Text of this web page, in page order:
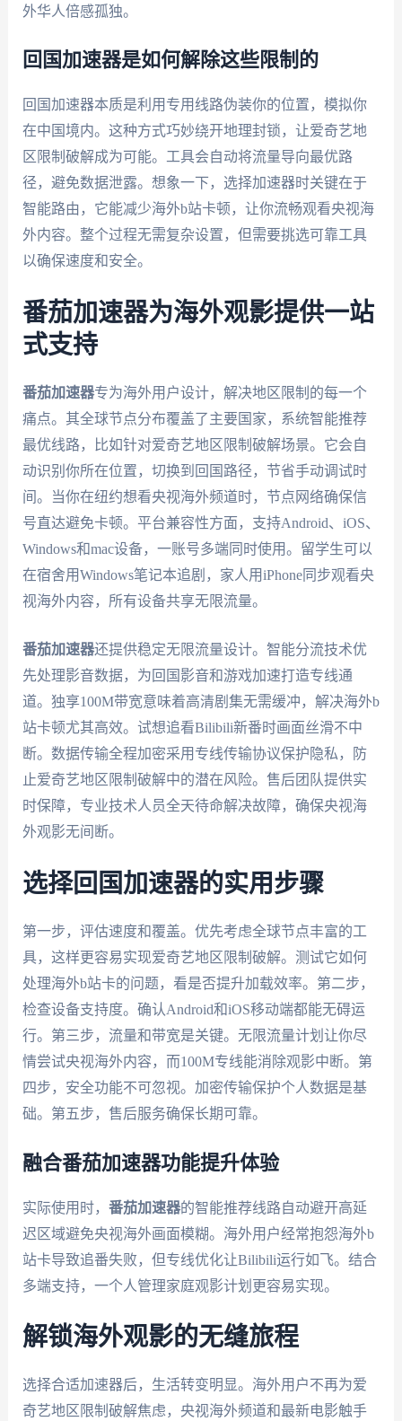
外华人倍感孤独。
回国加速器是如何解除这些限制的
回国加速器本质是利用专用线路伪装你的位置，模拟你
在中国境内。这种方式巧妙绕开地理封锁，让爱奇艺地
区限制破解成为可能。工具会自动将流量导向最优路
径，避免数据泄露。想象一下，选择加速器时关键在于
智能路由，它能减少海外b站卡顿，让你流畅观看央视海
外内容。整个过程无需复杂设置，但需要挑选可靠工具
以确保速度和安全。
番茄加速器为海外观影提供一站
式支持
番茄加速器专为海外用户设计，解决地区限制的每一个
痛点。其全球节点分布覆盖了主要国家，系统智能推荐
最优线路，比如针对爱奇艺地区限制破解场景。它会自
动识别你所在位置，切换到回国路径，节省手动调试时
间。当你在纽约想看央视海外频道时，节点网络确保信
号直达避免卡顿。平台兼容性方面，支持Android、iOS、
Windows和mac设备，一账号多端同时使用。留学生可以
在宿舍用Windows笔记本追剧，家人用iPhone同步观看央
视海外内容，所有设备共享无限流量。
番茄加速器还提供稳定无限流量设计。智能分流技术优
先处理影音数据，为回国影音和游戏加速打造专线通
道。独享100M带宽意味着高清剧集无需缓冲，解决海外b
站卡顿尤其高效。试想追看Bilibili新番时画面丝滑不中
断。数据传输全程加密采用专线传输协议保护隐私，防
止爱奇艺地区限制破解中的潜在风险。售后团队提供实
时保障，专业技术人员全天待命解决故障，确保央视海
外观影无间断。
选择回国加速器的实用步骤
第一步，评估速度和覆盖。优先考虑全球节点丰富的工
具，这样更容易实现爱奇艺地区限制破解。测试它如何
处理海外b站卡的问题，看是否提升加载效率。第二步，
检查设备支持度。确认Android和iOS移动端都能无碍运
行。第三步，流量和带宽是关键。无限流量计划让你尽
情尝试央视海外内容，而100M专线能消除观影中断。第
四步，安全功能不可忽视。加密传输保护个人数据是基
础。第五步，售后服务确保长期可靠。
融合番茄加速器功能提升体验
实际使用时， 番茄加速器的智能推荐线路自动避开高延
迟区域避免央视海外画面模糊。海外用户经常抱怨海外b
站卡导致追番失败，但专线优化让Bilibili运行如飞。结合
多端支持，一个人管理家庭观影计划更容易实现。
解锁海外观影的无缝旅程
选择合适加速器后，生活转变明显。海外用户不再为爱
奇艺地区限制破解焦虑，央视海外频道和最新电影触手